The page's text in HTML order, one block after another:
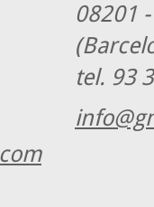
08201
tel. 93